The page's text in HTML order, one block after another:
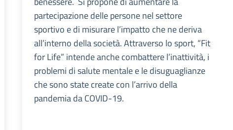
partecipazione delle persone nel settore
sportivo e di misurare l’impatto che ne deriva
all’interno della società. Attraverso lo sport, “Fit
for Life” intende anche combattere l’inattività, i
problemi di salute mentale e le disuguaglianze
che sono state create con l’arrivo della
pandemia da COVID-19.